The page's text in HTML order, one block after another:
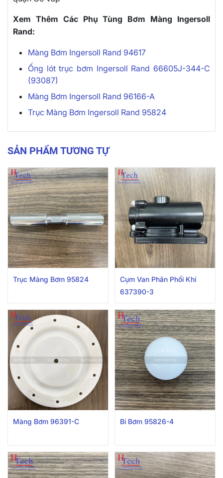
Xem Thêm Các Phụ Tùng Bơm Màng Ingersoll
Rand:
Màng Bơm Ingersoll Rand 94617
Ống lót trục bơm Ingersoll Rand 66605J-344-C
(93087)
Màng Bơm Ingersoll Rand 96166-A
Trục Màng Bơm Ingersoll Rand 95824
SẢN PHẨM TƯƠNG TỰ
Trục Màng Bơm 95824
Cụm Van Phân Phối Khí
637390-3
Màng Bơm 96391-C Bi Bơm 95826-4